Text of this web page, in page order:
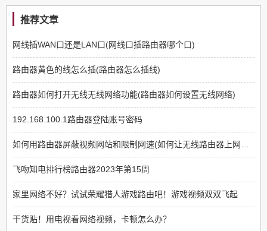
推荐文章
网线插WAN口还是LAN口(网线口插路由器哪个口)
路由器黄色的线怎么插(路由器怎么插线)
路由器如何打开无线无线网络功能(路由器如何设置无线网络)
192.168.100.1路由器登陆账号密码
飞吻知电排行榜路由器2023年第15周
家里网络不好？试试荣耀猎人游戏路由吧！游戏视频双双飞起
干货贴！用电视看网络视频，卡顿怎么办？